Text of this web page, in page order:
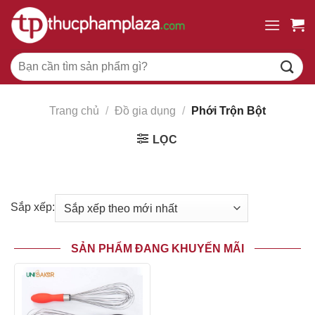
Chuyển
đến
dung
Tìm
kiếm:
Trang chủ / Đồ gia dụng / Phới Trộn Bột
LỌC
Sắp xếp:
SẢN PHẨM ĐANG KHUYẾN MÃI